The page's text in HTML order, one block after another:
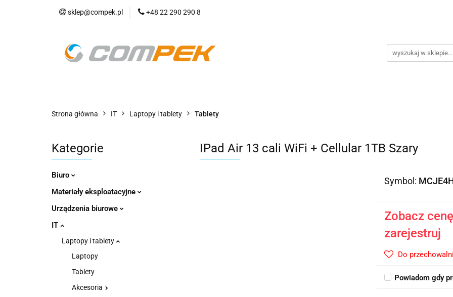
sklep@compek.pl +48 22 290 290 8
O nas
Strona główna IT Laptopy i tablety Tablety
Kategorie
Biuro
Materiały eksploatacyjne
Urządzenia biurowe
IT
Laptopy i tablety
Laptopy
Tablety
Akcesoria
IPad Air 13 cali WiFi + Cellular 1TB Szary
Symbol:
Zobacz
zarejestruj
Do przechowalni
Powiadom gdy